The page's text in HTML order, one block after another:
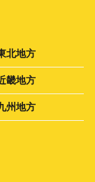
北地方
畿地方
州地方